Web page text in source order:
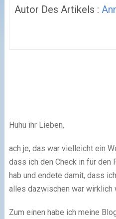
Autor Des Artikels :
Huhu ihr Lieben,
ach je, das war vielleicht ein
dass ich den Check in für den
hab und endete damit, dass
alles dazwischen war wirklich
Zum einen habe ich meine